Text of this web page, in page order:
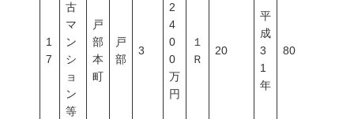
1
7
古
マ
ン
シ
ョ
ン
等
戸
部
本
町
戸
部
3
2
4
0
0
万
円
１
Ｒ
20
平
成
3
1
年
80